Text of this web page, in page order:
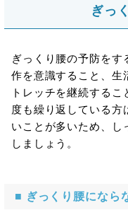
ぎっ
ぎっくり腰の予防を
作を意識すること、生
トレッチを継続する
度も繰り返している
いことが多いため、し
しましょう。
■ ぎっくり腰になら